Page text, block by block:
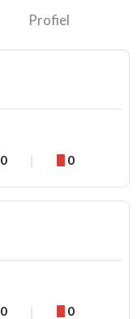
Profiel
0 0
0 0